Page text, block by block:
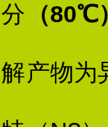
分
解
（80℃
产物为